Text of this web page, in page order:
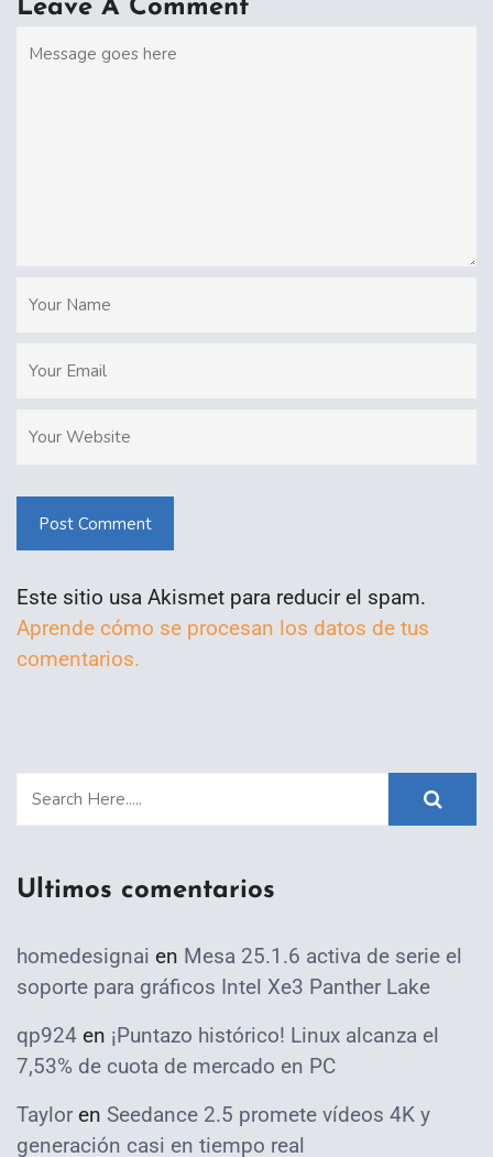
Leave A Comment
Post Comment
Este sitio usa Akismet para reducir el spam.
Aprende cómo se procesan los datos de tus
comentarios.
Ultimos comentarios
homedesignai en Mesa 25.1.6 activa de serie el
soporte para gráficos Intel Xe3 Panther Lake
qp924 en ¡Puntazo histórico! Linux alcanza el
7,53% de cuota de mercado en PC
Taylor en Seedance 2.5 promete vídeos 4K y
generación casi en tiempo real